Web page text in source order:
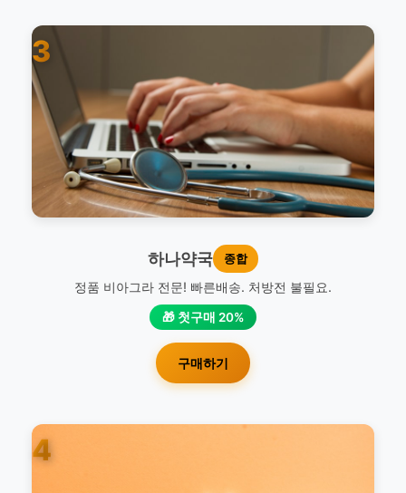
3
하나약국 종합
정품 비아그라 전문! 빠른배송. 처방전 불필요.
🎁 첫구매 20%
구매하기
4